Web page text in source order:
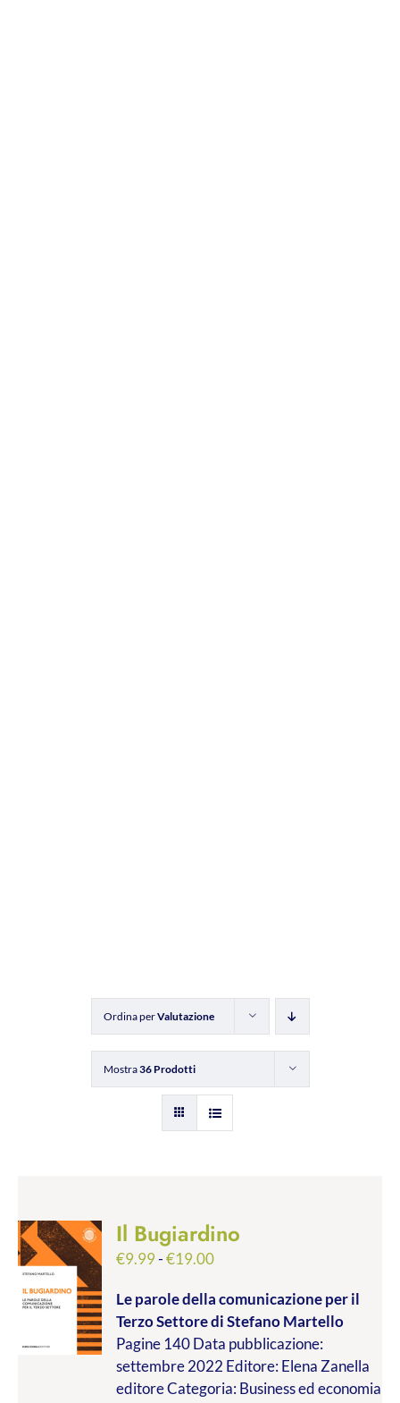
Ordina perValutazione
Mostra36 Prodotti
Il Bugiardino
€9.99-€19.00Fascia
prezzo:
da
€9.99
a
€19.00
Le parole della comunicazione per il
Terzo Settoredi Stefano Martello
Pagine 140 Data pubblicazione:
settembre 2022 Editore: Elena Zanella
editore Categoria: Business ed economia